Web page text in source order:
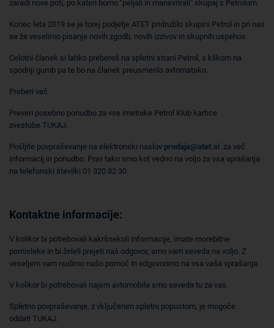
zaradi nove poti, po kateri bomo "peljali in manevrirali" skupaj s Petrolom.
Konec leta 2019 se je torej podjetje ATET pridružilo skupini Petrol in pri nas
se že veselimo pisanje novih zgodb, novih izzivov in skupnih uspehov.
Celotni članek si lahko prebereš na spletni strani Petrol, s klikom na
spodnji gumb pa te bo na članek preusmerilo avtomatsko.
Preberi več
Preveri posebno ponudbo za vse imetnike Petrol Klub kartice
zvestobe TUKAJ.
Pošljite povpraševanje na elektronski naslov prodaja@atet.si za več
informacij in ponudbo. Prav tako smo kot vedno na voljo za vsa vprašanja
na telefonski številki 01 320 82 30.
Kontaktne informacije:
V kolikor bi potrebovali kakršnekoli informacije, imate morebitne
pomisleke in bi želeli prejeti naš odgovor, smo vam seveda na voljo. Z
veseljem vam nudimo našo pomoč in odgovorimo na vsa vaša vprašanja.
V kolikor bi potrebovali najem avtomobila smo seveda tu za vas.
Spletno povpraševanje, z vključenim spletni popustom, je mogoče
oddati TUKAJ.